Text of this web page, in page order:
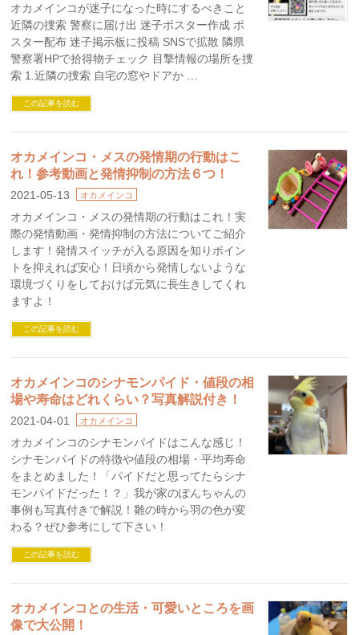
オカメインコが迷子になった時にするべきこと
近隣の捜索 警察に届け出 迷子ポスター作成 ポ
スター配布 迷子掲示板に投稿 SNSで拡散 隣県
警察署HPで拾得物チェック 目撃情報の場所を捜
索 1.近隣の捜索 自宅の窓やドアか …
この記事を読む
オカメインコ・メスの発情期の行動はこ
れ！参考動画と発情抑制の方法６つ！
2021-05-13 オカメインコ
オカメインコ・メスの発情期の行動はこれ！実
際の発情動画・発情抑制の方法についてご紹介
します！発情スイッチが入る原因を知りポイン
トを抑えれば安心！日頃から発情しないような
環境づくりをしておけば元気に長生きしてくれ
ますよ！
この記事を読む
オカメインコのシナモンパイド・値段の相
場や寿命はどれくらい？写真解説付き！
2021-04-01 オカメインコ
オカメインコのシナモンパイドはこんな感じ！
シナモンパイドの特徴や値段の相場・平均寿命
をまとめました！「パイドだと思ってたらシナ
モンパイドだった！？」我が家のぽんちゃんの
事例も写真付きで解説！雛の時から羽の色が変
わる？ぜひ参考にして下さい！
この記事を読む
オカメインコとの生活・可愛いところを画
像で大公開！